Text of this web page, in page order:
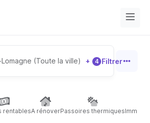
(Toute la ville) + 4 Filtrer
rentablesA rénoverPassoires thermiques